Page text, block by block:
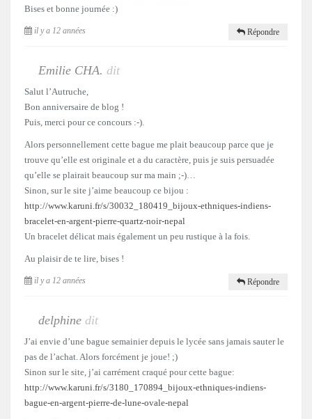
Bises et bonne journée :)
il y a 12 années Répondre
Emilie CHA. dit
Salut l’Autruche,
Bon anniversaire de blog !
Puis, merci pour ce concours :-).
Alors personnellement cette bague me plait beaucoup parce que je
trouve qu’elle est originale et a du caractère, puis je suis persuadée
qu’elle se plairait beaucoup sur ma main ;-)…
Sinon, sur le site j’aime beaucoup ce bijou :
http://www.karuni.fr/s/30032_180419_bijoux-ethniques-indiens-
bracelet-en-argent-pierre-quartz-noir-nepal
Un bracelet délicat mais également un peu rustique à la fois.
Au plaisir de te lire, bises !
il y a 12 années Répondre
delphine dit
J’ai envie d’une bague semainier depuis le lycée sans jamais sauter le
pas de l’achat. Alors forcément je joue! ;)
Sinon sur le site, j’ai carrément craqué pour cette bague:
http://www.karuni.fr/s/3180_170894_bijoux-ethniques-indiens-
bague-en-argent-pierre-de-lune-ovale-nepal